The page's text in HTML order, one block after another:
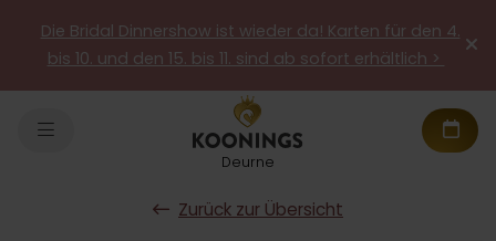
Die Bridal Dinnershow ist wieder da! Karten für den 4.
bis 10. und den 15. bis 11. sind ab sofort erhältlich >
Deurne
Zurück zur Übersicht